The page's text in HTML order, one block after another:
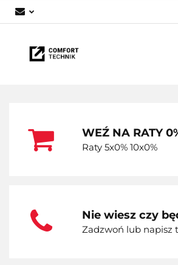
WEŹ NA RATY
Raty 5x0% 10x0%
Nie wiesz czy
Zadzwoń lub napisz